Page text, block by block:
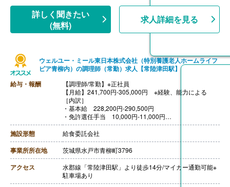
【昇給】あり（1月あたり0.00％-3.00％）※前年度実績
【退職金】あり※勤続3年以上
※昇給、賞与は実績による
詳しく聞きたい
(無料)
求人詳細を見る
ウェルユー・ミール東日本株式会社（特別養護老人ホームライフ
ピア青柳内）の調理師（常勤）求人【常陸津田駅】
給与・報酬
【調理師/常勤】※正社員
【月給】241,700円-305,000円 ※経験、能力による
［内訳］
・基本給 228,200円-290,500円
・免許選任手当 10,000円-11,000円
・食事手当 3,500円
［その他手当］
・住宅手当 固定支給
（扶養家族のある世帯主）10,000円
（扶養家族のない世帯主）7,000円
・家族手当または子育て手当
・職責手当
・時間外手当
施設形態 給食委託会社
事業所所在地 茨城県水戸市青柳町3796
アクセス
水郡線「常陸津田駅」より徒歩14分/マイカー通勤可能※
駐車場あり